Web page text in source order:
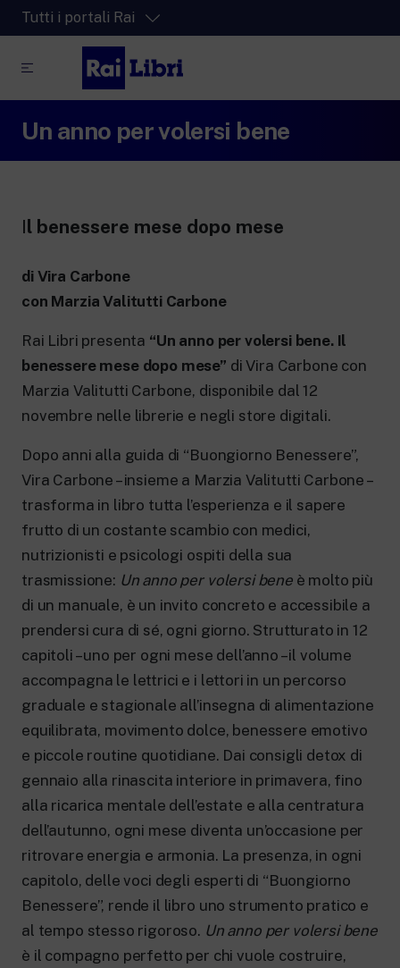
Tutti i portali Rai
RaiPlay
Rai.
per i più piccoli.
e aggiornamenti.
RaiNews
Le redazioni regionali di RaiNews.
Approfondimenti culturali su Arte,
Letteratura, Storia e molto altro.
Rai Cultura
Per le scuole secondarie di I e II grado,
l’Università, i Docenti e l’istruzione degli
adulti.
Rai Scuola
Un anno per volersi bene
Il benessere mese dopo mese
di Vira Carbone
con Marzia Valitutti Carbone
Rai Libri presenta “Un anno per volersi bene. Il
benessere mese dopo mese” di Vira Carbone con
Marzia Valitutti Carbone, disponibile dal 12
novembre nelle librerie e negli store digitali.
Dopo anni alla guida di “Buongiorno Be­nessere”,
Vira Carbone – insieme a Marzia Valitutti Carbone –
trasforma in libro tutta l’esperienza e il sapere
frutto di un costante scambio con medici,
nutrizionisti e psicolo­gi ospiti della sua
trasmissione: Un anno per volersi bene è molto più
di un manuale, è un invito concreto e accessibile a
prendersi cura di sé, ogni giorno. Strutturato in 12
capitoli – uno per ogni mese dell’anno – il volume
accompagna le lettrici e i lettori in un percorso
gradua­le e stagionale all’insegna di alimentazio­ne
equilibrata, movimento dolce, benesse­re emotivo
e piccole routine quotidiane. Dai consigli detox di
gennaio alla rinascita inte­riore in primavera, fino
alla ricarica menta­le dell’estate e alla centratura
dell’autunno, ogni mese diventa un’occasione per
ritrovare energia e armonia. La presenza, in ogni
capitolo, delle voci de­gli esperti di “Buongiorno
Benessere”, ren­de il libro uno strumento pratico e
al tem­po stesso rigoroso. Un anno per volersi bene
è il compagno perfetto per chi vuole costruire,